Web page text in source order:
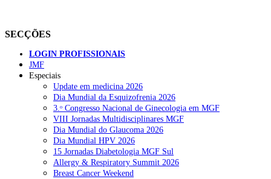
SECÇÕES
LOGIN PROFISSIONAIS
JMF
Especiais
Update em medicina 2026
Dia Mundial da Esquizofrenia 2026
3.ᵒ Congresso Nacional de Ginecologia em MGF
VIII Jornadas Multidisciplinares MGF
Dia Mundial do Glaucoma 2026
Dia Mundial HPV 2026
15 Jornadas Diabetologia MGF Sul
Allergy & Respiratory Summit 2026
Breast Cancer Weekend